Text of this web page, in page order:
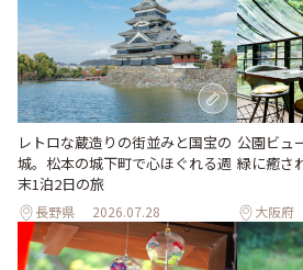
レトロな蔵造りの街並みと国宝の
城。松本の城下町で心ほぐれる週
末1泊2日の旅
長野県 2026.07.28
公園ビュ
緑に癒さ
大阪府